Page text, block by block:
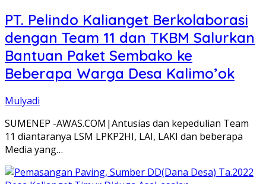
PT. Pelindo Kalianget Berkolaborasi
dengan Team 11 dan TKBM Salurkan
Bantuan Paket Sembako ke
Beberapa Warga Desa Kalimo’ok
Mulyadi
SUMENEP -AWAS.COM|Antusias dan kepedulian Team
11 diantaranya LSM LPKP2HI, LAI, LAKI dan beberapa
Media yang…